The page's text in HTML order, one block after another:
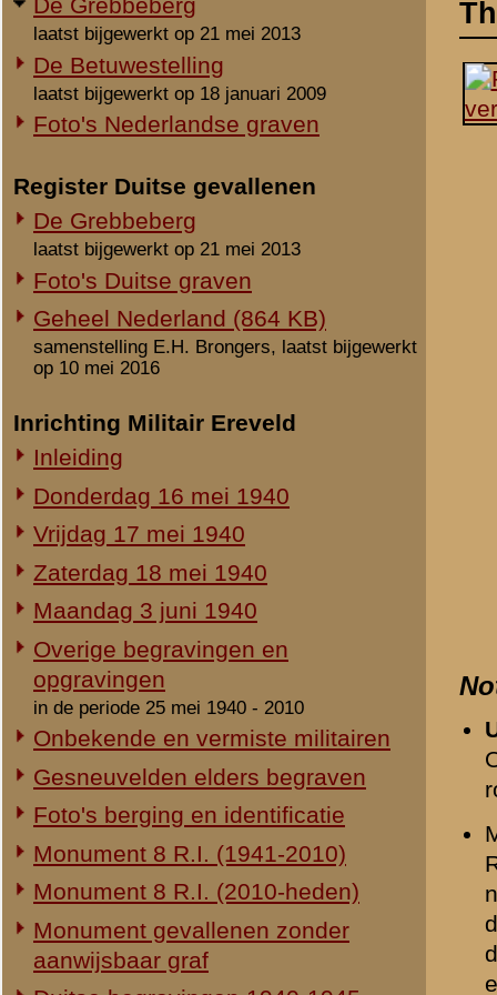
Foto's Duitse graven
Geheel Nederland (864 KB)
samenstelling E.H. Brongers, laatst bijgewerkt
op 10 mei 2016
Inrichting Militair Ereveld
Inleiding
Vrijdag 17 mei 1940
Zaterdag 18 mei 1940
Maandag 3 juni 1940
opgravingen
Onbekende en vermiste militairen
Gesneuvelden elders begraven
Foto's berging en identificatie
Monument 8 R.I. (2010-heden)
Monument gevallenen zonder
aanwijsbaar graf
Duitse begravingen 1940-1945
Herdenking 8 R.I. 2e Pinksterdag
2e Pinksterdag 2005
2e Pinksterdag 2004
2e Pinksterdag 2003
2e Pinksterdag 1999 - 2002
In het nieuws...
Monument ter nagedachtenis aan
Landstorm
Restauratie 8 R.I.-monument
Opening tentoonstelling 'Daar
spraken wij nooit over...'
Eigen redactie, 23 november 2005
Herinrichting informatiecentrum
Eigen redactie, april/mei 2005
Onthulling nieuw monument
Eigen redactie, 21 april 2005
Vervanging grafstenen
Uit het rapport Sellies/
Op 16 mei 1940
roggeakker, gelegen
Geen.
Relevante links
Verwijzende
-Donderdag 16 mei
«Antonius Hendrikus